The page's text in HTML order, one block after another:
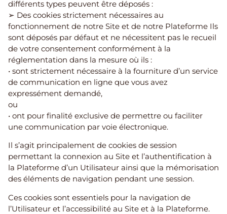
différents types peuvent être déposés :
➢ Des cookies strictement nécessaires au
fonctionnement de notre Site et de notre Plateforme Ils
sont déposés par défaut et ne nécessitent pas le recueil
de votre consentement conformément à la
réglementation dans la mesure où ils :
• sont strictement nécessaire à la fourniture d’un service
de communication en ligne que vous avez
expressément demandé,
ou
• ont pour finalité exclusive de permettre ou faciliter
une communication par voie électronique.
Il s’agit principalement de cookies de session
permettant la connexion au Site et l’authentification à
la Plateforme d’un Utilisateur ainsi que la mémorisation
des éléments de navigation pendant une session.
Ces cookies sont essentiels pour la navigation de
l’Utilisateur et l’accessibilité au Site et à la Plateforme.